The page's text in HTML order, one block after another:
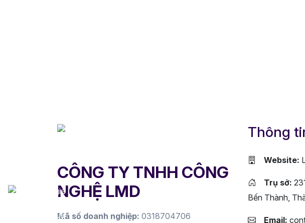
CÔNG TY TNHH CÔNG
NGHỆ LMD
Mã số doanh nghiệp: 0318704706
Thông
Website:
Trụ sở:
Bến Thành,
Email: